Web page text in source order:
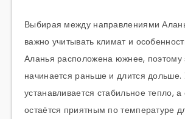
Выбирая между направлениями
важно учитывать климат и
Аланья расположена южнее, поэтому
начинается раньше и длится
устанавливается стабильное тепло,
остаётся приятным по температуре